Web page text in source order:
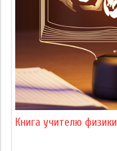
Книга учителю физики